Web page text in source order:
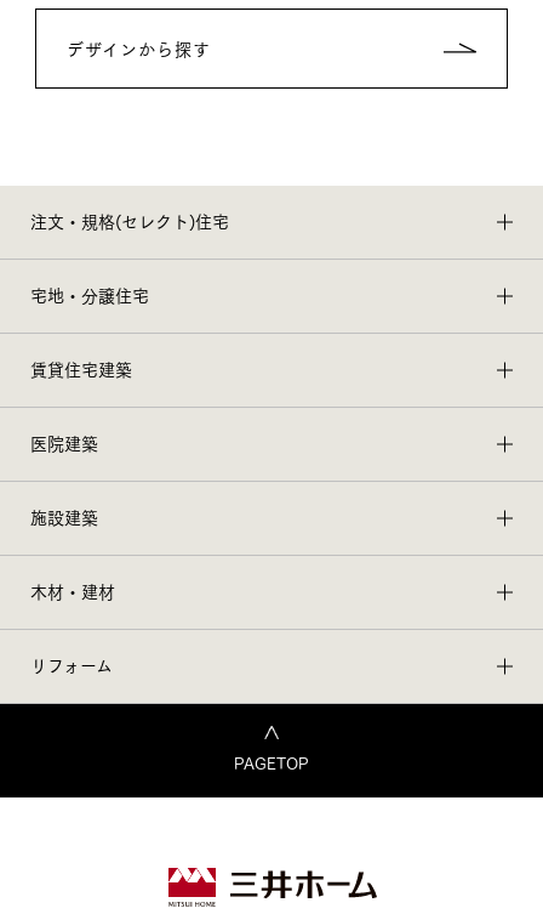
デザインから探す
注文・規格(セレクト)住宅
宅地・分譲住宅
賃貸住宅建築
医院建築
施設建築
木材・建材
リフォーム
PAGETOP